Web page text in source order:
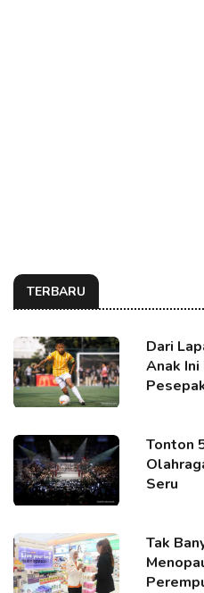
TERBARU
Dari
Anak Ini
Tonton
Seru
Tak